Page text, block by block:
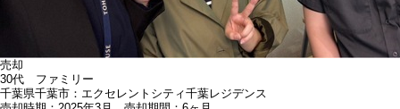
売却
30代 ファミリー
千葉県千葉市：エクセレントシティ千葉レジデンス